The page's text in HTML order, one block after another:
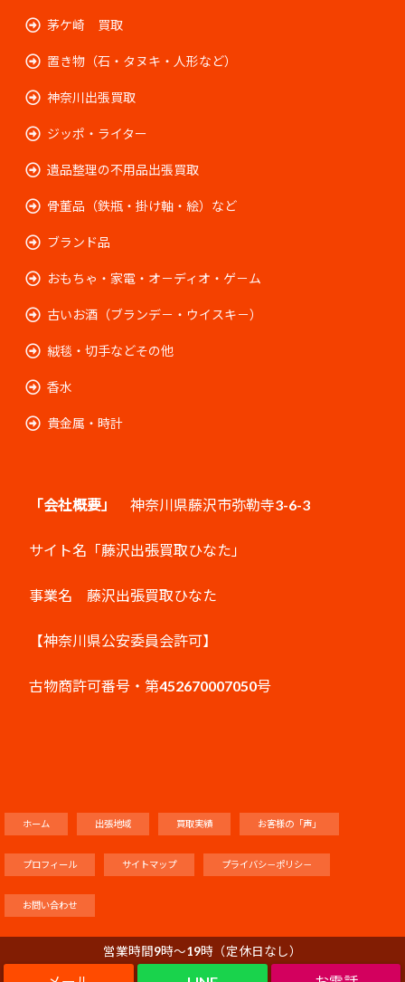
営業時間9時～19時（定休日なし）
茅ケ崎 買取
置き物（石・タヌキ・人形など）
神奈川出張買取
ジッポ・ライター
遺品整理の不用品出張買取
骨董品（鉄瓶・掛け軸・絵）など
ブランド品
おもちゃ・家電・オ－ディオ・ゲ－ム
古いお酒（ブランデ－・ウイスキ－）
絨毯・切手などその他
香水
貴金属・時計
「会社概要」 神奈川県藤沢市弥勒寺3-6-3
サイト名「藤沢出張買取ひなた」
事業名 藤沢出張買取ひなた
【神奈川県公安委員会許可】
古物商許可番号・第452670007050号
ホーム 出張地域 買取実績 お客様の「声」
プロフィール サイトマップ プライバシ－ポリシ－
お問い合わせ